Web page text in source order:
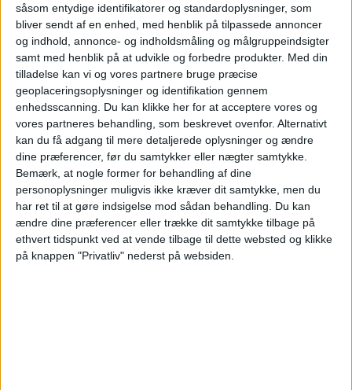
såsom entydige identifikatorer og standardoplysninger, som
bliver sendt af en enhed, med henblik på tilpassede annoncer
og indhold, annonce- og indholdsmåling og målgruppeindsigter
samt med henblik på at udvikle og forbedre produkter. Med din
tilladelse kan vi og vores partnere bruge præcise
geoplaceringsoplysninger og identifikation gennem
enhedsscanning. Du kan klikke her for at acceptere vores og
vores partneres behandling, som beskrevet ovenfor. Alternativt
kan du få adgang til mere detaljerede oplysninger og ændre
dine præferencer, før du samtykker eller nægter samtykke.
Bemærk, at nogle former for behandling af dine
personoplysninger muligvis ikke kræver dit samtykke, men du
har ret til at gøre indsigelse mod sådan behandling.
Du kan
ændre dine præferencer eller trække dit samtykke tilbage på
ethvert tidspunkt ved at vende tilbage til dette websted og klikke
på knappen "Privatliv" nederst på websiden.
I sommeren 2024 var København en sand
Hollywood-magnet: Reese Witherspoon,
Jeremy Allen White, Bradley Cooper, Matt
Damon, Liam Hemsworth var alle på besøg i
den danske hovedstad.
ANNONCE
»Der er rigtig mange amerikanere, som har
opdaget København og Danmark som
feriemål. Udviklingen er hjulpet rigtig godt på
vej af, at flerecelebritieshar rejst hertil og